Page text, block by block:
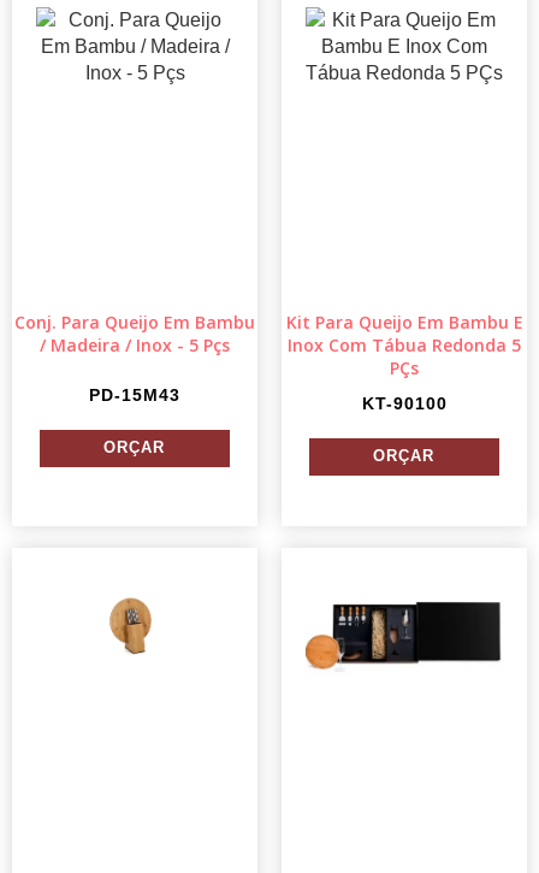
Conj. Para Queijo Em Bambu
/ Madeira / Inox - 5 Pçs
PD-15M43
Kit Para Queijo Em Bambu E
Inox Com Tábua Redonda 5
PÇs
KT-90100